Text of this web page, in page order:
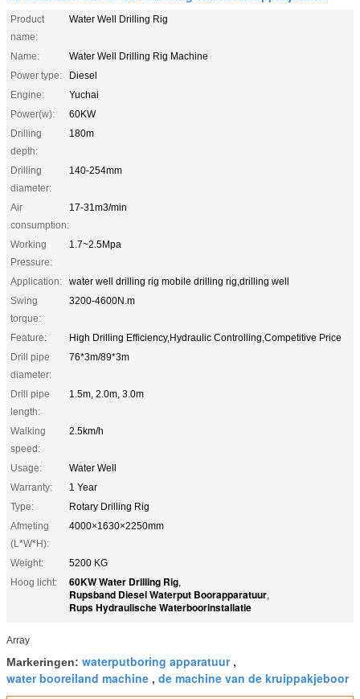
Product
name:
Water Well Drilling Rig
Name:
Water Well Drilling Rig Machine
Power type:
Diesel
Engine:
Yuchai
Power(w):
60KW
Drilling
depth:
180m
Drilling
diameter:
140-254mm
Air
consumption:
17-31m3/min
Working
Pressure:
1.7~2.5Mpa
Application:
water well drilling rig mobile drilling rig,drilling well
Swing
torque:
3200-4600N.m
Feature:
High Drilling Efficiency,Hydraulic Controlling,Competitive Price
Drill pipe
diameter:
76*3m/89*3m
Drill pipe
length:
1.5m, 2.0m, 3.0m
Walking
speed:
2.5km/h
Usage:
Water Well
Warranty:
1 Year
Type:
Rotary Drilling Rig
Afmeting
(L*W*H):
4000×1630×2250mm
Weight:
5200 KG
Hoog licht:
60KW Water Drilling Rig,
Rupsband Diesel Waterput Boorapparatuur,
Rups Hydraulische Waterboorinstallatie
Array
Markeringen: waterputboring apparatuur,
water booreiland machine , de machine van de kruippakjeboor